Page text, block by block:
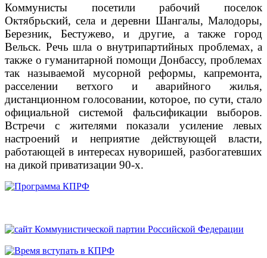
Коммунисты посетили рабочий поселок
Октябрьский, села и деревни Шангалы, Малодоры,
Березник, Бестужево, и другие, а также город
Вельск. Речь шла о внутрипартийных проблемах, а
также о гуманитарной помощи Донбассу, проблемах
так называемой мусорной реформы, капремонта,
расселении ветхого и аварийного жилья,
дистанционном голосовании, которое, по сути, стало
официальной системой фальсификации выборов.
Встречи с жителями показали усиление левых
настроений и неприятие действующей власти,
работающей в интересах нуворишей, разбогатевших
на дикой приватизации 90-х.